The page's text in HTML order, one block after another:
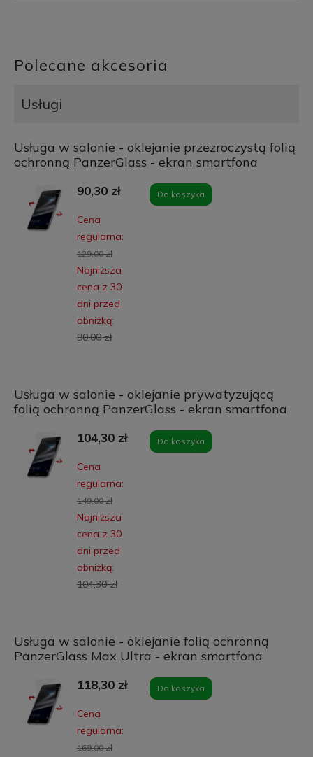
Polecane akcesoria
Usługi
Usługa w salonie - oklejanie przezroczystą folią
ochronną PanzerGlass - ekran smartfona
90,30 zł
Cena
regularna:
129,00 zł
Najniższa
cena z 30
dni przed
obniżką:
90,00 zł
Do koszyka
Usługa w salonie - oklejanie prywatyzującą
folią ochronną PanzerGlass - ekran smartfona
104,30 zł
Cena
regularna:
149,00 zł
Najniższa
cena z 30
dni przed
obniżką:
104,30 zł
Do koszyka
Usługa w salonie - oklejanie folią ochronną
PanzerGlass Max Ultra - ekran smartfona
118,30 zł
Cena
regularna:
169,00 zł
Do koszyka